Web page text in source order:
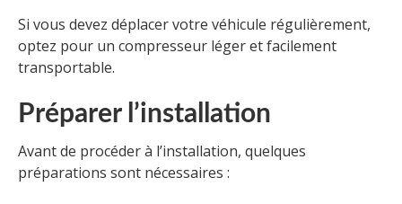
Si vous devez déplacer votre véhicule régulièrement,
optez pour un compresseur léger et facilement
transportable.
Préparer l’installation
Avant de procéder à l’installation, quelques
préparations sont nécessaires :